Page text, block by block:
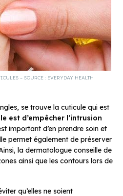
– SOURCE : EVERYDAY HEALTH
se trouve la cuticule qui est
est d’empêcher l’intrusion
important d’en prendre soin et
permet également de préserver
la dermatologue conseille de
ainsi que les contours lors de
qu’elles ne soient